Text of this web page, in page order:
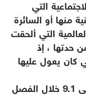
التي
منها أو السائرة
التي ألحقت
حدتها ، إذ
يعول عليها
وصل معدل البطالة في المغرب إلى 9.1 خلال الفصل